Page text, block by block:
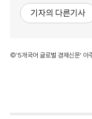
기자의 다른기사
©'5개국어 글로벌 경제신문' 아